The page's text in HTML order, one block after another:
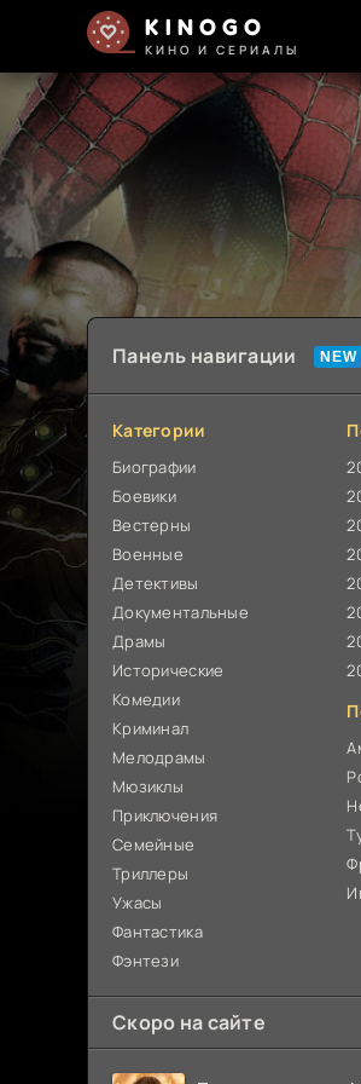
KINOGO
КИНО И СЕРИАЛЫ
Панель навигации
Категории
Биографии
Боевики
Вестерны
Военные
Детективы
Документальные
Драмы
Исторические
Комедии
Криминал
Мелодрамы
Мюзиклы
Приключения
Семейные
Триллеры
Ужасы
Фантастика
Фэнтези
Скоро на сайте